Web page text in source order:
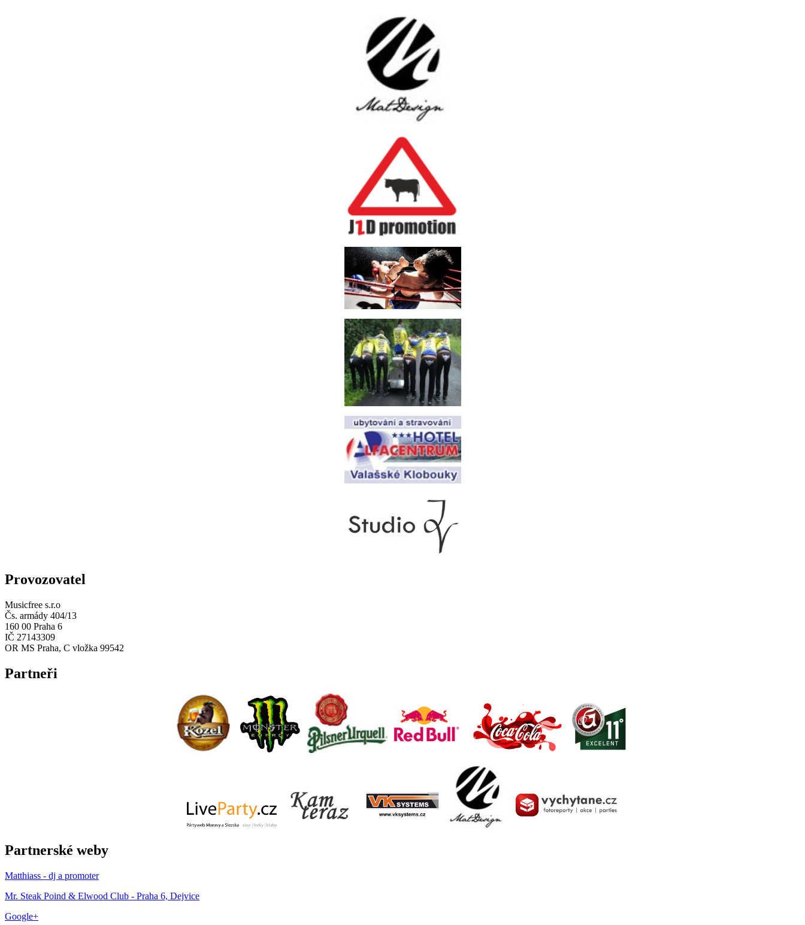
Provozovatel
Musicfree s.r.o
Čs. armády 404/13
160 00 Praha 6
IČ 27143309
OR MS Praha, C vložka 99542
Partneři
Partnerské weby
Matthiass - dj a promoter
Mr. Steak Poind & Elwood Club - Praha 6, Dejvice
Google+